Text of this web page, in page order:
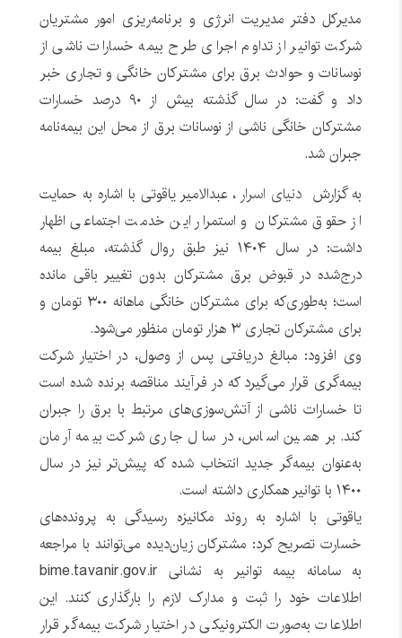
مدیرکل دفتر مدیریت انرژی و برنامه‌ریزی امور مشتریان
شرکت توانیر از تداوم اجرای طرح بیمه خسارات ناشی از
نوسانات و حوادث برق برای مشترکان خانگی و تجاری خبر
داد و گفت: در سال گذشته بیش از ۹۰ درصد خسارات
مشترکان خانگی ناشی از نوسانات برق از محل این بیمه‌نامه
جبران شد.
به گزارش دنیای اسرار ، عبدالامیر یاقوتی با اشاره به حمایت
از حقوق مشترکان و استمرار این خدمت اجتماعی اظهار
داشت: در سال ۱۴۰۴ نیز طبق روال گذشته، مبلغ بیمه
درج‌شده در قبوض برق مشترکان بدون تغییر باقی مانده
است؛ به‌طوری‌که برای مشترکان خانگی ماهانه ۳۰۰ تومان و
برای مشترکان تجاری ۳ هزار تومان منظور می‌شود.
وی افزود: مبالغ دریافتی پس از وصول، در اختیار شرکت
بیمه‌گری قرار می‌گیرد که در فرآیند مناقصه برنده شده است
تا خسارات ناشی از آتش‌سوزی‌های مرتبط با برق را جبران
کند. بر همین اساس، در سال جاری شرکت بیمه آرمان
به‌عنوان بیمه‌گر جدید انتخاب شده که پیش‌تر نیز در سال
۱۴۰۰ با توانیر همکاری داشته است.
یاقوتی با اشاره به روند مکانیزه رسیدگی به پرونده‌های
خسارت تصریح کرد: مشترکان زیان‌دیده می‌توانند با مراجعه
به سامانه بیمه توانیر به نشانی bime.tavanir.gov.ir
اطلاعات خود را ثبت و مدارک لازم را بارگذاری کنند. این
اطلاعات به‌صورت الکترونیکی در اختیار شرکت بیمه‌گر قرار